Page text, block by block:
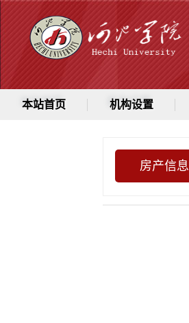
本站首页 机构设置
房产信息